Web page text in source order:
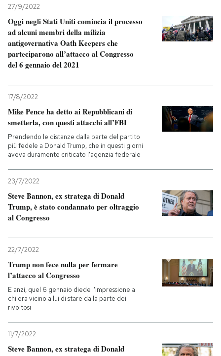
27/9/2022
Oggi negli Stati Uniti comincia il processo
ad alcuni membri della milizia
antigovernativa Oath Keepers che
parteciparono all’attacco al Congresso
del 6 gennaio del 2021
17/8/2022
Mike Pence ha detto ai Repubblicani di
smetterla, con questi attacchi all’FBI
Prendendo le distanze dalla parte del partito
più fedele a Donald Trump, che in questi giorni
aveva duramente criticato l'agenzia federale
23/7/2022
Steve Bannon, ex stratega di Donald
Trump, è stato condannato per oltraggio
al Congresso
22/7/2022
Trump non fece nulla per fermare
l’attacco al Congresso
E anzi, quel 6 gennaio diede l'impressione a
chi era vicino a lui di stare dalla parte dei
rivoltosi
11/7/2022
Steve Bannon, ex stratega di Donald